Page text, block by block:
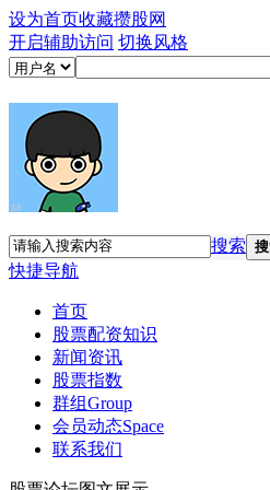
设为首页收藏攒股网
开启辅助访问 切换风格
搜索
快捷导航
首页
股票配资知识
新闻资讯
股票指数
群组Group
会员动态Space
联系我们